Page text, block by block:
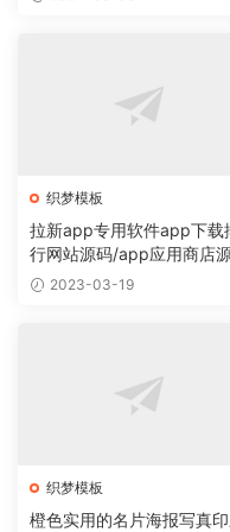
织梦模板
拉新app专用软件app下载
行网站源码/app应用商店
码 2023-03-19
织梦模板
橙色实用的名片海报写真